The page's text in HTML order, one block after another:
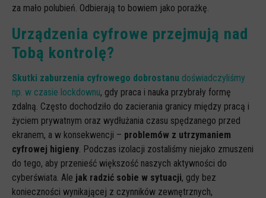
za mało polubień. Odbierają to bowiem jako porażkę.
Urządzenia cyfrowe przejmują nad
Tobą kontrolę?
Skutki zaburzenia cyfrowego dobrostanu doświadczyliśmy
np. w czasie lockdownu, gdy praca i nauka przybrały formę
zdalną. Często dochodziło do zacierania granicy między pracą i
życiem prywatnym oraz wydłużania czasu spędzanego przed
ekranem, a w konsekwencji – problemów z utrzymaniem
cyfrowej higieny . Podczas izolacji zostaliśmy niejako zmuszeni
do tego, aby przenieść większość naszych aktywności do
cyberświata. Ale jak radzić sobie w sytuacji, gdy bez
konieczności wynikającej z czynników zewnętrznych,